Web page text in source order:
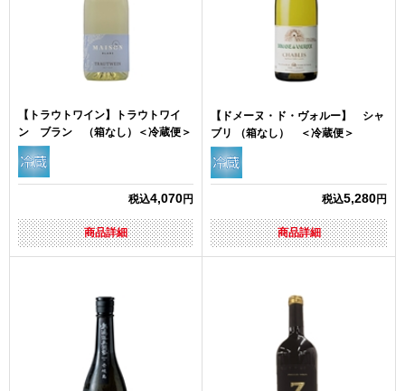
【トラウトワイン】トラウトワイ
ン ブラン （箱なし）＜冷蔵便＞
税込4,070円
商品詳細
【ドメーヌ・ド・ヴォルー】 シャ
ブリ （箱なし） ＜冷蔵便＞
税込5,280円
商品詳細